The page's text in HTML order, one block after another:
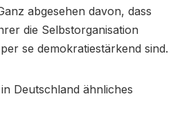
abgesehen davon, dass
die Selbstorganisation
se demokratiestärkend sind.
Deutschland ähnliches